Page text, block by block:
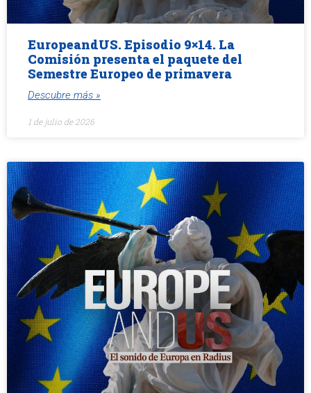
EuropeandUS. Episodio 9×14. La
Comisión presenta el paquete del
Semestre Europeo de primavera
Descubre más »
1 de julio de 2026